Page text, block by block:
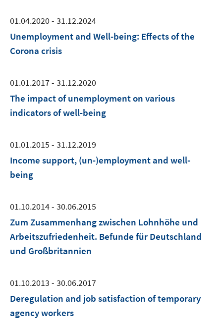
01.04.2020 - 31.12.2024
Unemployment and Well-being: Effects of the
Corona crisis
01.01.2017 - 31.12.2020
The impact of unemployment on various
indicators of well-being
01.01.2015 - 31.12.2019
Income support, (un-)employment and well-
being
01.10.2014 - 30.06.2015
Zum Zusammenhang zwischen Lohnhöhe und
Arbeitszufriedenheit. Befunde für Deutschland
und Großbritannien
01.10.2013 - 30.06.2017
Deregulation and job satisfaction of temporary
agency workers